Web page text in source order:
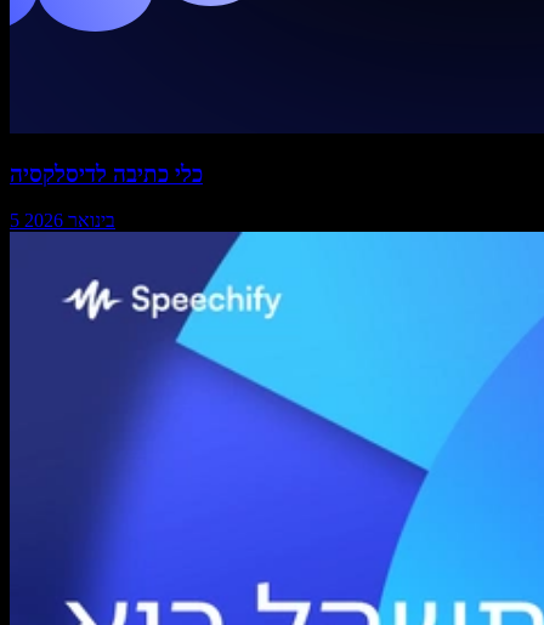
כלי כתיבה לדיסלקסיה
5 בינואר 2026